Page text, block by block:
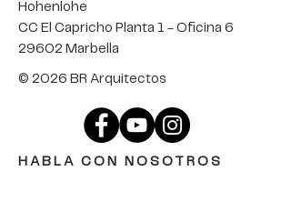
Hohenlohe
CC El Capricho Planta 1 - Oficina 6
29602 Marbella
© 2026 BR Arquitectos
HABLA CON NOSOTROS